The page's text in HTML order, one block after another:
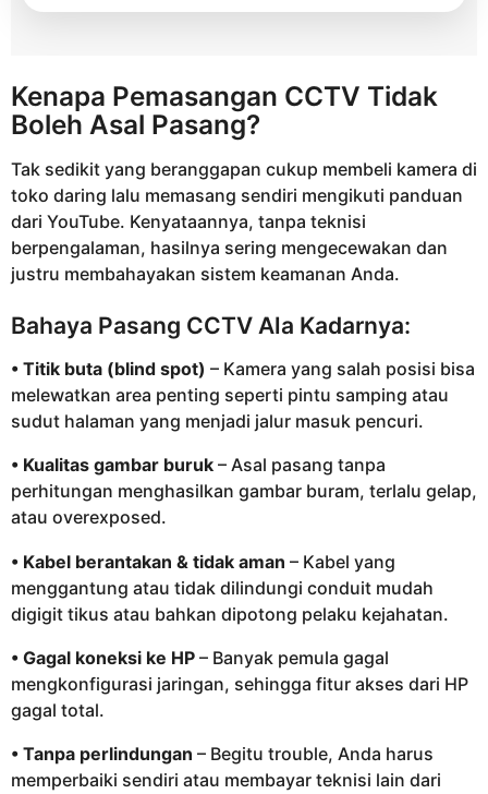
Kenapa Pemasangan CCTV Tidak
Boleh Asal Pasang?
Tak sedikit yang beranggapan cukup membeli kamera di
toko daring lalu memasang sendiri mengikuti panduan
dari YouTube. Kenyataannya, tanpa teknisi
berpengalaman, hasilnya sering mengecewakan dan
justru membahayakan sistem keamanan Anda.
Bahaya Pasang CCTV Ala Kadarnya:
• Titik buta (blind spot) – Kamera yang salah posisi bisa
melewatkan area penting seperti pintu samping atau
sudut halaman yang menjadi jalur masuk pencuri.
• Kualitas gambar buruk – Asal pasang tanpa
perhitungan menghasilkan gambar buram, terlalu gelap,
atau overexposed.
• Kabel berantakan & tidak aman – Kabel yang
menggantung atau tidak dilindungi conduit mudah
digigit tikus atau bahkan dipotong pelaku kejahatan.
• Gagal koneksi ke HP – Banyak pemula gagal
mengkonfigurasi jaringan, sehingga fitur akses dari HP
gagal total.
• Tanpa perlindungan – Begitu trouble, Anda harus
memperbaiki sendiri atau membayar teknisi lain dari